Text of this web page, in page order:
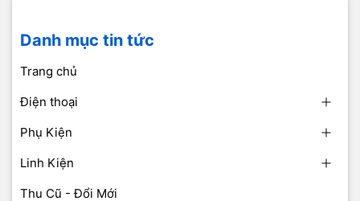
Danh mục tin tức
Trang chủ
Điện thoại
Phụ Kiện
Linh Kiện
Thu Cũ - Đổi Mới